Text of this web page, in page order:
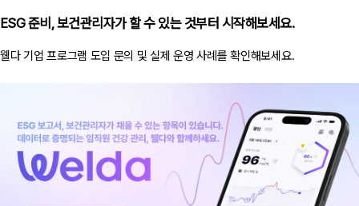
ESG 준비, 보건관리자가 할 수 있는 것부터 시작해보세요.
웰다 기업 프로그램 도입 문의 및 실제 운영 사례를 확인해보세요.